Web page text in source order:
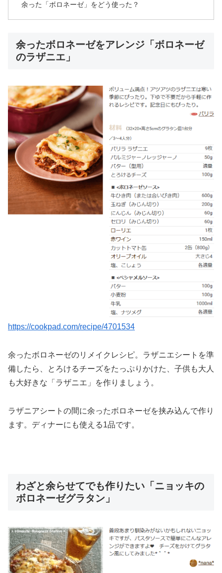
余った「ボロネーゼ」をどう使った？
余ったボロネーゼをアレンジ「ボロネーゼ
のラザニエ」
https://cookpad.com/recipe/4701534
余ったボロネーゼのリメイクレシピ。ラザニエシートを準
備したら、とろけるチーズをたっぷりかけた、子供も大人
も大好きな「ラザニエ」を作りましょう。
ラザニアシートの間に余ったボロネーゼを挟み込んで作り
ます。ディナーにも使える1品です。
わざと余らせてでも作りたい「ニョッキの
ボロネーゼグラタン」